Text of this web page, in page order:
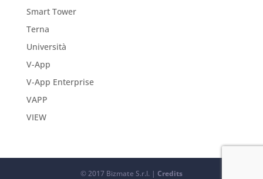
Smart Tower
Terna
Università
V-App
V-App Enterprise
VAPP
VIEW
© 2017 Bizmate S.r.l. | Credits